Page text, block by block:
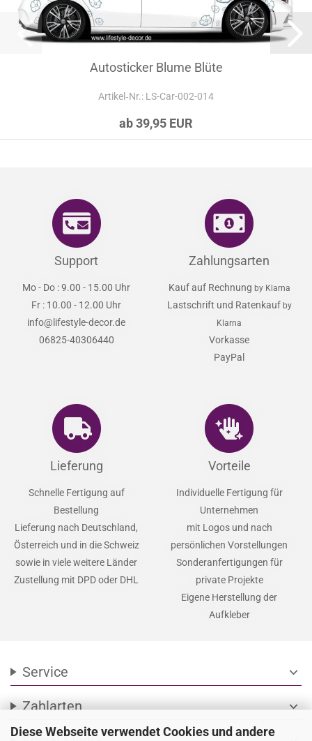
Diese Webseite verwendet Cookies und andere
Autosticker Blume Blüte
Artikel‑Nr.: LS-Car-002-014
ab 39,95 EUR
Support
Mo - Do : 9.00 - 15.00 Uhr
Fr : 10.00 - 12.00 Uhr
info@lifestyle-decor.de
06825-40306440
Zahlungsarten
Kauf auf Rechnung by Klarna
Lastschrift und Ratenkauf by
Klarna
Vorkasse
PayPal
Lieferung
Schnelle Fertigung auf
Bestellung
Lieferung nach Deutschland,
Österreich und in die Schweiz
sowie in viele weitere Länder
Zustellung mit DPD oder DHL
Vorteile
Individuelle Fertigung für
Unternehmen
mit Logos und nach
persönlichen Vorstellungen
Sonderanfertigungen für
private Projekte
Eigene Herstellung der
Aufkleber
Service expand_more
Zahlarten expand_more